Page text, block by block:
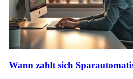
Wann zahlt sich